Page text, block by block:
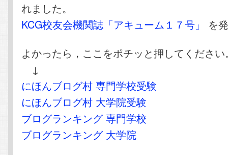
れました。
KCG校友会機関誌「アキューム１７号」
を
よかったら，ここをポチッと押してください
↓
にほんブログ村 専門学校受験
にほんブログ村 大学院受験
ブログランキング 専門学校
ブログランキング 大学院